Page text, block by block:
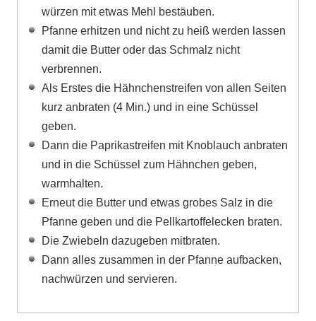
würzen mit etwas Mehl bestäuben.
Pfanne erhitzen und nicht zu heiß werden lassen
damit die Butter oder das Schmalz nicht
verbrennen.
Als Erstes die Hähnchenstreifen von allen Seiten
kurz anbraten (4 Min.) und in eine Schüssel
geben.
Dann die Paprikastreifen mit Knoblauch anbraten
und in die Schüssel zum Hähnchen geben,
warmhalten.
Erneut die Butter und etwas grobes Salz in die
Pfanne geben und die Pellkartoffelecken braten.
Die Zwiebeln dazugeben mitbraten.
Dann alles zusammen in der Pfanne aufbacken,
nachwürzen und servieren.